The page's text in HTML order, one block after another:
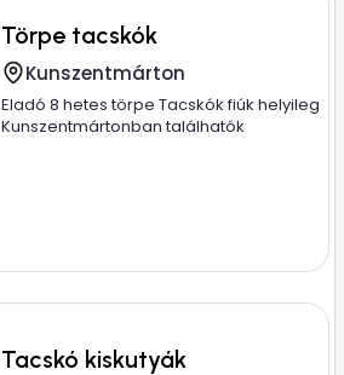
Törpe tacskók
Kunszentmárton
Eladó 8 hetes törpe Tacskók fiúk helyileg
Kunszentmártonban találhatók
Tacskó kiskutyák